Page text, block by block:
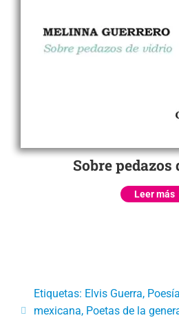
Sobre
Leer más
Etiquetas: Elvis Guerra,
mexicana, Poetas de la